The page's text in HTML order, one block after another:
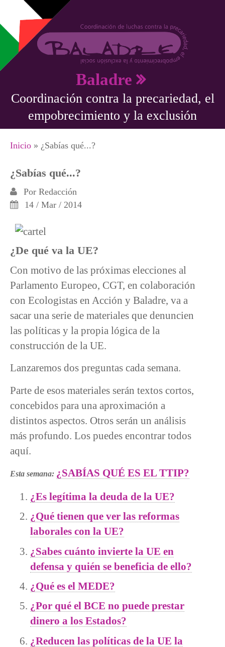
Pasar al contenido principal
Baladre
Coordinación contra la precariedad, el
empobrecimiento y la exclusión
Se encuentra usted aquí
Inicio » ¿Sabías qué...?
¿Sabías qué...?
Por Redacción
14 / Mar / 2014
¿De qué va la UE?
Con motivo de las próximas elecciones al
Parlamento Europeo, CGT, en colaboración
con Ecologistas en Acción y Baladre, va a
sacar una serie de materiales que denuncien
las políticas y la propia lógica de la
construcción de la UE.
Lanzaremos dos preguntas cada semana.
Parte de esos materiales serán textos cortos,
concebidos para una aproximación a
distintos aspectos. Otros serán un análisis
más profundo. Los puedes encontrar todos
aquí.
Esta semana: ¿SABÍAS QUÉ ES EL TTIP?
¿Es legítima la deuda de la UE?
¿Qué tienen que ver las reformas
laborales con la UE?
¿Sabes cuánto invierte la UE en
defensa y quién se beneficia de ello?
¿Qué es el MEDE?
¿Por qué el BCE no puede prestar
dinero a los Estados?
¿Reducen las políticas de la UE la